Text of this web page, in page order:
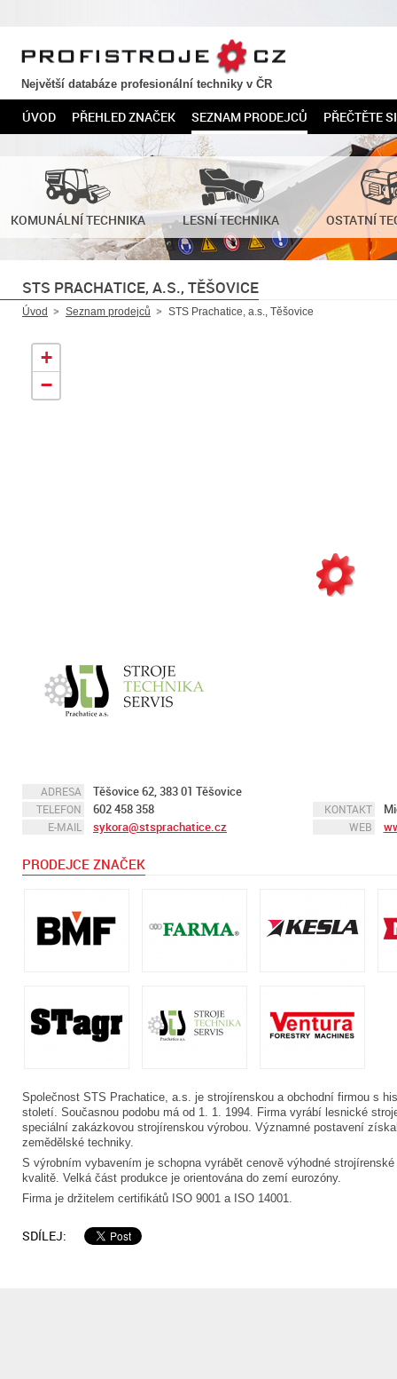
PROFISTROJE.CZ
Největší databáze profesionální techniky v ČR
ÚVOD PŘEHLED ZNAČEK SEZNAM PRODEJCŮ PŘEČTĚTE SI
KOMUNÁLNÍ TECHNIKA LESNÍ TECHNIKA OSTATNÍ
STS PRACHATICE, A.S., TĚŠOVICE
Úvod Seznam prodejců STS Prachatice, a.s., Těšovice
+
−
ADRESA Těšovice 62, 383 01 Těšovice
TELEFON 602 458 358 KONTAKT
E-MAIL sykora@stsprachatice.cz WEB
PRODEJCE ZNAČEK
Společnost STS Prachatice, a.s. je strojírenskou a obchodní firmou s
století. Současnou podobu má od 1. 1. 1994. Firma vyrábí lesnické
speciální zakázkovou strojírenskou výrobou. Významné postavení
zemědělské techniky.
S výrobním vybavením je schopna vyrábět cenově výhodné
kvalitě. Velká část produkce je orientována do zemí eurozóny.
Firma je držitelem certifikátů ISO 9001 a ISO 14001.
SDÍLEJ: